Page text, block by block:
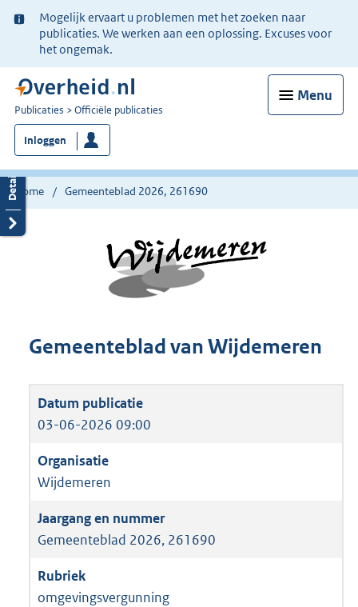
Ter
informatie:
Mogelijk ervaart u problemen met het zoeken naar
publicaties. We werken aan een oplossing. Excuses voor
het ongemak.
Menu
U
bent
nu
hier:
Publicaties Officiële publicaties
Inloggen
Home Gemeenteblad 2026, 261690
Gemeenteblad van Wijdemeren
03-06-2026 09:00
Wijdemeren
Gemeenteblad 2026, 261690
omgevingsvergunning